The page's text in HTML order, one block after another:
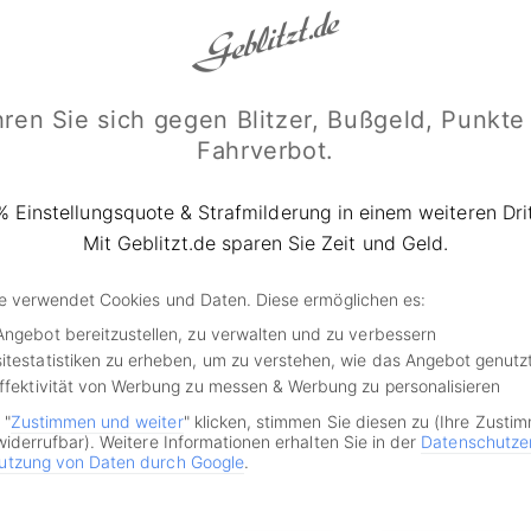
Angaben zum Tatverhalt getätigt werden. Die Nennung
Anwalt überlassen, nachdem dieser mittels
des Verfahrens vs. Einspruch
zu einer Einstellung des Verfahrens – weil etwa
ordnungsgemäß geeicht oder gewartet wurde –
aber wenig Aussichten auf Erfolg, kann ein Einspruch
um weitere Kosten zu vermeiden. Die bis dahin
sind dann allerdings genauso in Kauf zu nehmen, wie die
imBußgeldkatalogvorgesehen Strafen.
oder Bußgeldbescheid
Sie sich gegen Blitzer, Bußgeld, Punkte
Fahrverbot.
Einstellungsquote & Strafmilderung in einem weiteren
Mit Geblitzt.de sparen Sie Zeit und Geld.
verwendet Cookies und Daten. Diese ermöglichen es:
bereitzustellen, zu verwalten und zu verbessern
zu erheben, um zu verstehen, wie das Angebot
von Werbung zu messen & Werbung zu personalisieren
"Zustimmen und weiter" klicken, stimmen Sie diesen zu (Ihre
Weitere Informationen erhalten Sie in der
von Daten durch Google.